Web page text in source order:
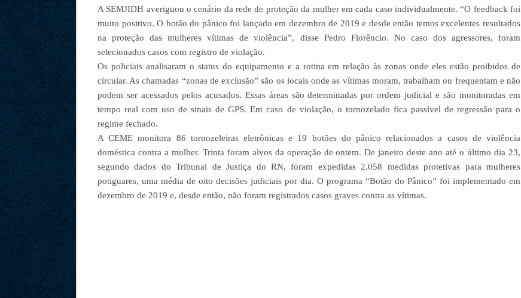
A SEMJIDH averiguou o cenário da rede de proteção da mulher em cada caso individualmente. “O feedback foi
muito positivo. O botão do pânico foi lançado em dezembro de 2019 e desde então temos excelentes resultados
na proteção das mulheres vítimas de violência”, disse Pedro Florêncio. No caso dos agressores, foram
selecionados casos com registro de violação.
Os policiais analisaram o status do equipamento e a rotina em relação às zonas onde eles estão proibidos de
circular. As chamadas “zonas de exclusão” são os locais onde as vítimas moram, trabalham ou frequentam e não
podem ser acessados pelos acusados. Essas áreas são determinadas por ordem judicial e são monitoradas em
tempo real com uso de sinais de GPS. Em caso de violação, o tornozelado fica passível de regressão para o
regime fechado.
A CEME monitora 86 tornozeleiras eletrônicas e 19 botões do pânico relacionados a casos de violência
doméstica contra a mulher. Trinta foram alvos da operação de ontem. De janeiro deste ano até o último dia 23,
segundo dados do Tribunal de Justiça do RN, foram expedidas 2.058 medidas protetivas para mulheres
potiguares, uma média de oito decisões judiciais por dia. O programa “Botão do Pânico” foi implementado em
dezembro de 2019 e, desde então, não foram registrados casos graves contra as vítimas.